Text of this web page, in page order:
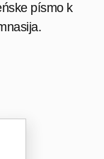
písmo k